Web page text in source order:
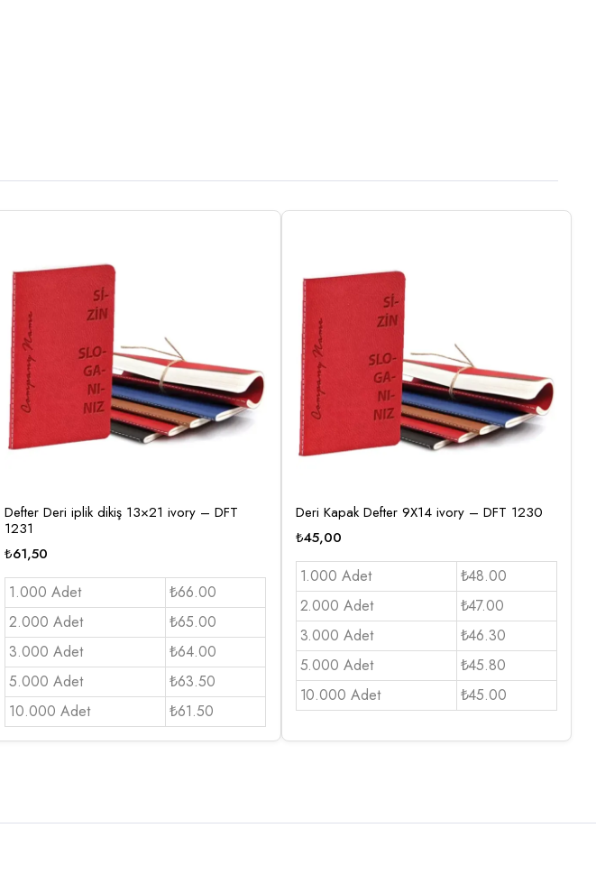
Defter Deri iplik dikiş 13×21 ivory – DFT
1231
₺61,50
1.000 Adet
₺66.00
2.000 Adet
₺65.00
3.000 Adet
₺64.00
5.000 Adet
₺63.50
10.000 Adet
₺61.50
Deri Kapak Defter 9X14 ivory – DFT 1230
₺45,00
1.000 Adet
₺48.00
2.000 Adet
₺47.00
3.000 Adet
₺46.30
5.000 Adet
₺45.80
10.000 Adet
₺45.00